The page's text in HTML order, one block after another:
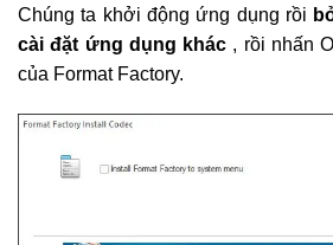
Chúng ta khởi động ứng dụng rồi
cài đặt ứng dụng khác , rồi nhấn
của Format Factory.